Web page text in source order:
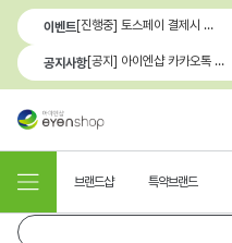
이벤트 [진행중] 토스페이 결제시 최대 1.3만원 혜택
공지사항 [공지] 아이엔샵 카카오톡 1:1 문의 채널 이용 안내
브랜드샵 특약브랜드